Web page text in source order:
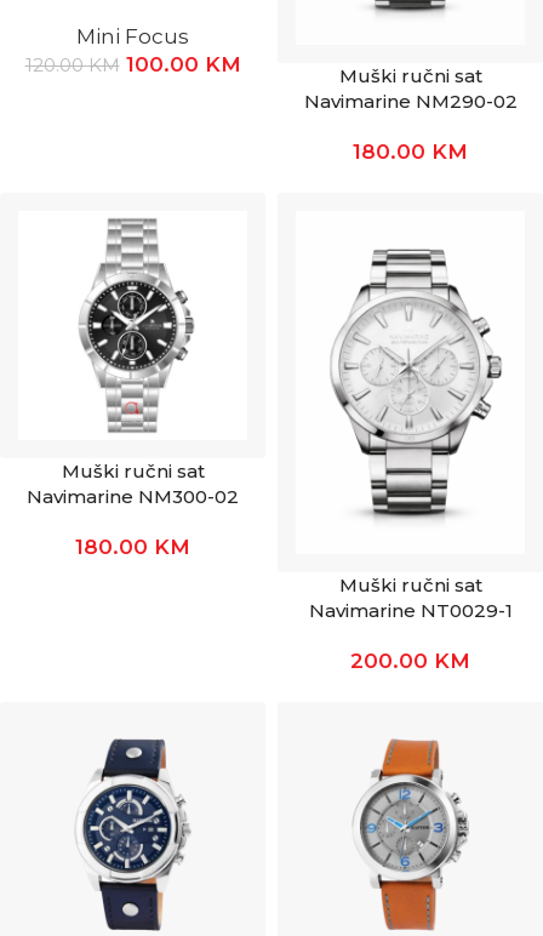
Mini Focus
120.00KM 100.00 KM
Muški ručni sat
Navimarine NM290-02
180.00 KM
Muški ručni sat
Navimarine NM300-02
180.00 KM
Muški ručni sat
Navimarine NT0029-1
200.00 KM